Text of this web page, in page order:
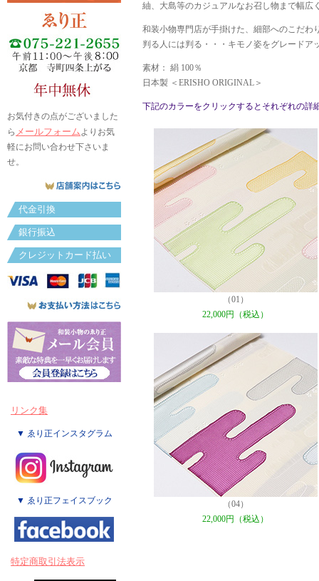
お気付きの点がございました
ら メールフォームよりお気
軽にお問い合わせ下さいま
せ。
代金引換
銀行振込
クレジットカード払い
リンク集
▼ ゑり正インスタグラム
▼ ゑり正フェイスブック
特定商取引法表示
紬、大島等のカジュアルなお召し物まで幅広
和装小物専門店が手掛けた、細部へのこだわ
判る人には判る・・・キモノ姿をグレード
素材： 絹 100％
日本製 ＜ERISHO ORIGINAL＞
下記のカラーをクリックするとそれぞれの詳
（01）
22,000円（税込）
（04）
22,000円（税込）